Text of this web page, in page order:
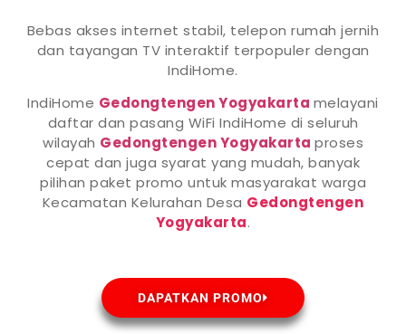
Bebas akses internet stabil, telepon rumah jernih
dan tayangan TV interaktif terpopuler dengan
IndiHome.
IndiHome Gedongtengen Yogyakarta melayani
daftar dan pasang WiFi IndiHome di seluruh
wilayah Gedongtengen Yogyakarta proses
cepat dan juga syarat yang mudah, banyak
pilihan paket promo untuk masyarakat warga
Kecamatan Kelurahan Desa Gedongtengen
Yogyakarta.
DAPATKAN PROMO